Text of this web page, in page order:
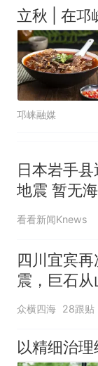
立秋 | 在邛
邛崃融媒
日本岩手
地震 暂无
看看新闻Knews
四川宜宾
震，巨石从
堵塞
众横四海 28跟贴
以精细治